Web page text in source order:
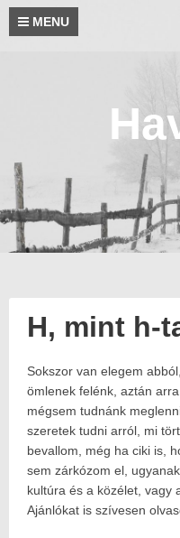
Skip
content
MENU
H, mint h-
Posted
on:
2025.11.18. 2025.11.17.
Author:
Havasokka
Sokszor van elegem
ömlenek felénk, aztán
mégsem tudnánk
szeretek tudni arról, mi
bevallom, még ha ciki is,
sem zárkózom el,
kultúra és a közélet, vagy
Ajánlókat is szívesen